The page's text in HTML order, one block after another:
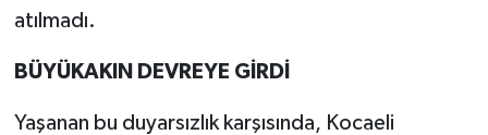
atılmadı.
BÜYÜKAKIN DEVREYE GİRDİ
Yaşanan bu duyarsızlık karşısında, Kocaeli